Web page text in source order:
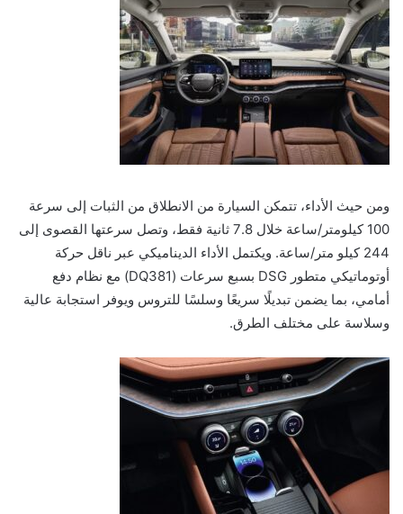
ومن حيث الأداء، تتمكن السيارة من الانطلاق من الثبات إلى سرعة
100 كيلومتر/ساعة خلال 7.8 ثانية فقط، وتصل سرعتها القصوى إلى
244 كيلو متر/ساعة. ويكتمل الأداء الديناميكي عبر ناقل حركة
أوتوماتيكي متطور DSG بسبع سرعات (DQ381) مع نظام دفع
أمامي، بما يضمن تبديلًا سريعًا وسلسًا للتروس ويوفر استجابة عالية
وسلاسة على مختلف الطرق.